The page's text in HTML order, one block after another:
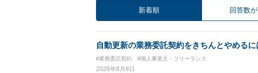
新着順 回答数
自動更新の業務委託契約をきちんとやめるに
#業務委託契約 #個人事業主・フリーランス
2026年8月8日